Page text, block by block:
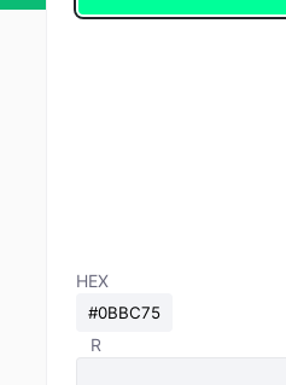
HEX
R